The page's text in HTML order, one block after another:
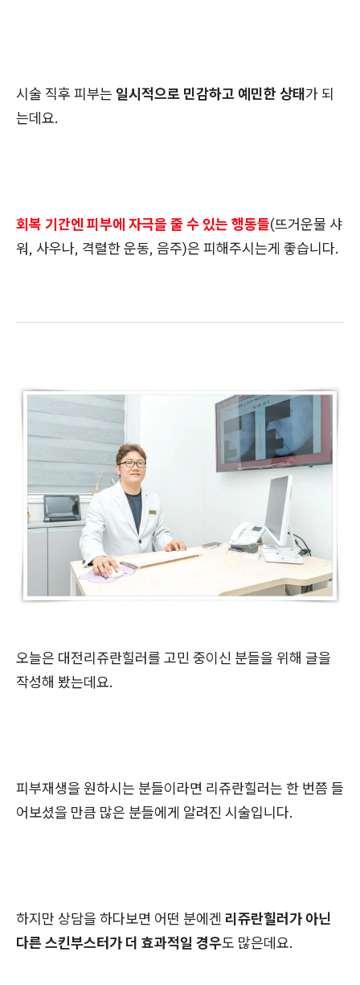
시술 직후 피부는 일시적으로 민감하고 예민한 상태가 되
는데요.
회복 기간엔 피부에 자극을 줄 수 있는 행동들(뜨거운물 샤
워, 사우나, 격렬한 운동, 음주)은 피해주시는게 좋습니다.
오늘은 대전리쥬란힐러를 고민 중이신 분들을 위해 글을
작성해 봤는데요.
피부재생을 원하시는 분들이라면 리쥬란힐러는 한 번쯤 들
어보셨을 만큼 많은 분들에게 알려진 시술입니다.
하지만 상담을 하다보면 어떤 분에겐 리쥬란힐러가 아닌
다른 스킨부스터가 더 효과적일 경우도 많은데요.